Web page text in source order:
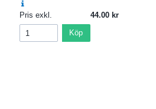
Pris exkl. 44.00
Köp